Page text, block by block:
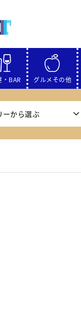
・BAR グルメその他
ーから選ぶ